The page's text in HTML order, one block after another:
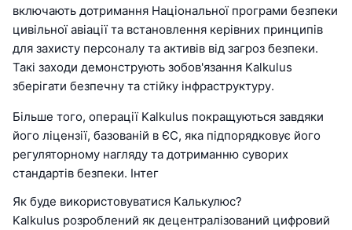
включають дотримання Національної програми безпеки
цивільної авіації та встановлення керівних принципів
для захисту персоналу та активів від загроз безпеки.
Такі заходи демонструють зобов'язання Kalkulus
зберігати безпечну та стійку інфраструктуру.
Більше того, операції Kalkulus покращуються завдяки
його ліцензії, базованій в ЄС, яка підпорядковує його
регуляторному нагляду та дотриманню суворих
стандартів безпеки. Інтег
Як буде використовуватися Калькулюс?
Kalkulus розроблений як децентралізований цифровий